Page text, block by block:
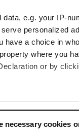
data, e.g. your IP-
personalized
a choice in
where you
or by
which can be
and set your
necessary cookies
venus ici une nuit
étions ici avec 3
Afficher l'original